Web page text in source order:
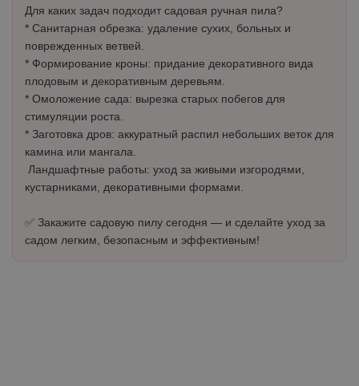
Для каких задач подходит садовая ручная пила?
* Санитарная обрезка: удаление сухих, больных и
поврежденных ветвей.
* Формирование кроны: придание декоративного вида
плодовым и декоративным деревьям.
* Омоложение сада: вырезка старых побегов для
стимуляции роста.
* Заготовка дров: аккуратный распил небольших веток для
камина или мангала.
Ландшафтные работы: уход за живыми изгородями,
кустарниками, декоративными формами.
✅ Закажите садовую пилу сегодня — и сделайте уход за
садом легким, безопасным и эффективным!